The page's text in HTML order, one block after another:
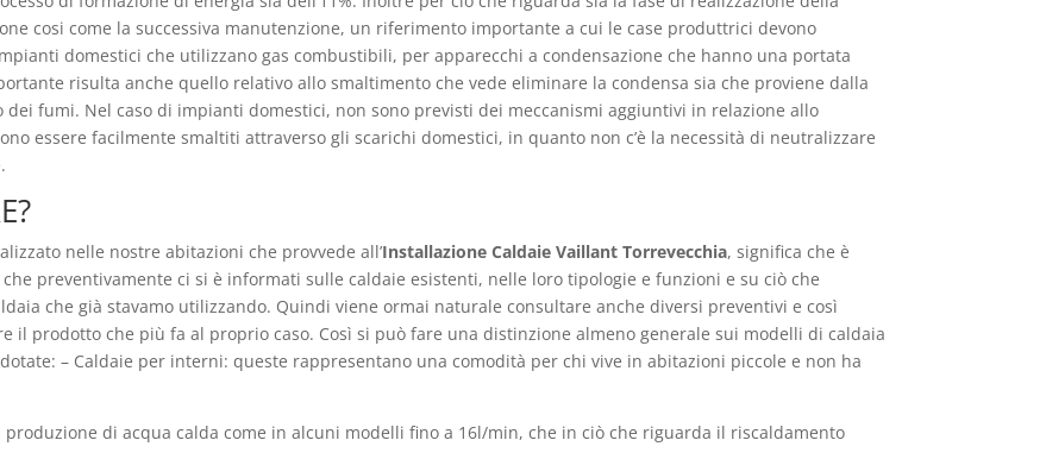
cosi come la successiva manutenzione, un riferimento importante a cui le case produttrici devono
domestici che utilizzano gas combustibili, per apparecchi a condensazione che hanno una portata
risulta anche quello relativo allo smaltimento che vede eliminare la condensa sia che proviene dalla
fumi. Nel caso di impianti domestici, non sono previsti dei meccanismi aggiuntivi in relazione allo
essere facilmente smaltiti attraverso gli scarichi domestici, in quanto non c’è la necessità di neutralizzare
nelle nostre abitazioni che provvede all’Installazione Caldaie Vaillant Torrevecchia, significa che è
preventivamente ci si è informati sulle caldaie esistenti, nelle loro tipologie e funzioni e su ciò che
che già stavamo utilizzando. Quindi viene ormai naturale consultare anche diversi preventivi e così
il prodotto che più fa al proprio caso. Così si può fare una distinzione almeno generale sui modelli di caldaia
– Caldaie per interni: queste rappresentano una comodità per chi vive in abitazioni piccole e non ha
di acqua calda come in alcuni modelli fino a 16l/min, che in ciò che riguarda il riscaldamento